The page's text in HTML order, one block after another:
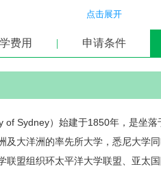
精算 传媒
点击展开
费用 | 申请条件
Sydney）始建于1850年，是坐落
及大洋洲的率先所大学，悉尼大学
联盟组织环太平洋大学联盟、亚太